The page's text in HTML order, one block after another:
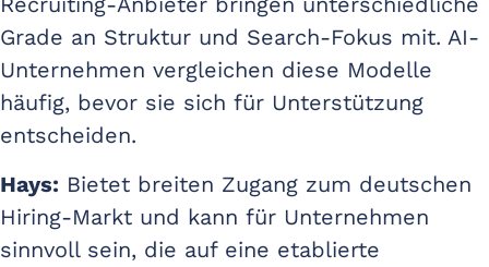
Grade an Struktur und Search-Fokus mit. AI-
Unternehmen vergleichen diese Modelle
häufig, bevor sie sich für Unterstützung
entscheiden.
Hays: Bietet breiten Zugang zum deutschen
Hiring-Markt und kann für Unternehmen
sinnvoll sein, die auf eine etablierte